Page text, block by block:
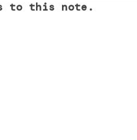
to this note.